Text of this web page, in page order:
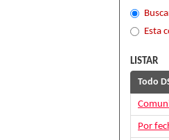
Esta
LISTAR
Todo
Por